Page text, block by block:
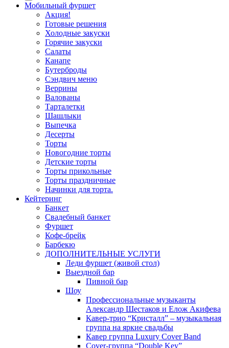
Мобильный фуршет
Акция!
Готовые решения
Холодные закуски
Горячие закуски
Салаты
Канапе
Бутерброды
Сэндвич меню
Веррины
Валованы
Тарталетки
Шашлыки
Выпечка
Десерты
Торты
Новогодние торты
Детские торты
Торты прикольные
Торты праздничные
Начинки для торта.
Кейтеринг
Банкет
Свадебный банкет
Фуршет
Кофе-брейк
Барбекю
ДОПОЛНИТЕЛЬНЫЕ УСЛУГИ
Леди фуршет (живой стол)
Выездной бар
Пивной бар
Шоу
Профессиональные музыканты
Александр Шестаков и Елож Акифева
Кавер-трио “Кристалл” – музыкальная
группа на яркие свадьбы
Кавер группа Luxury Cover Band
Cover-группа “Double Key”